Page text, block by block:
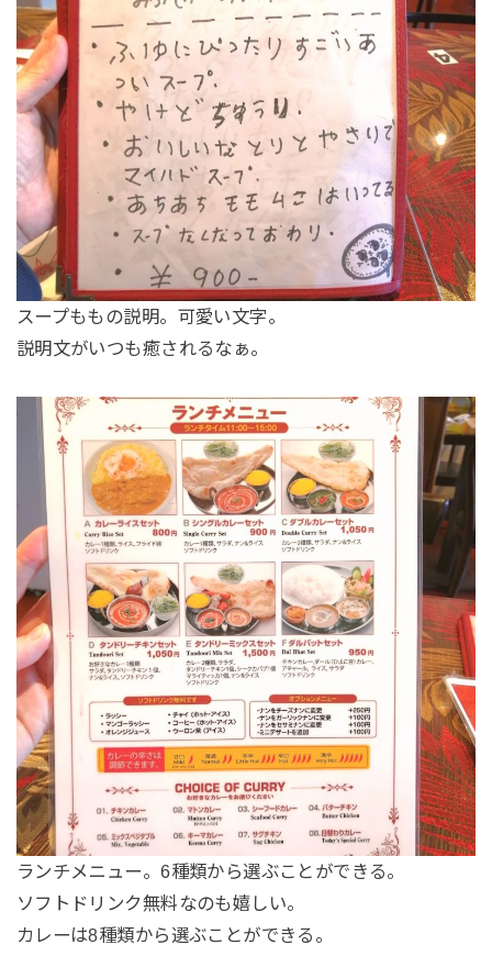
スープももの説明。可愛い文字。
説明文がいつも癒されるなぁ。
ランチメニュー。6種類から選ぶことができる。
ソフトドリンク無料なのも嬉しい。
カレーは8種類から選ぶことができる。